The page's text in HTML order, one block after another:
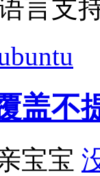
言支
盖不
宝宝